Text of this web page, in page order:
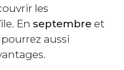
les
En septembre et
aussi